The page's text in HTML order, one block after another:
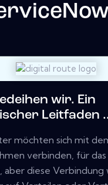
wir. Ein
Leitfaden
möchten sich mit
verbinden, für das
aber diese Verbindung